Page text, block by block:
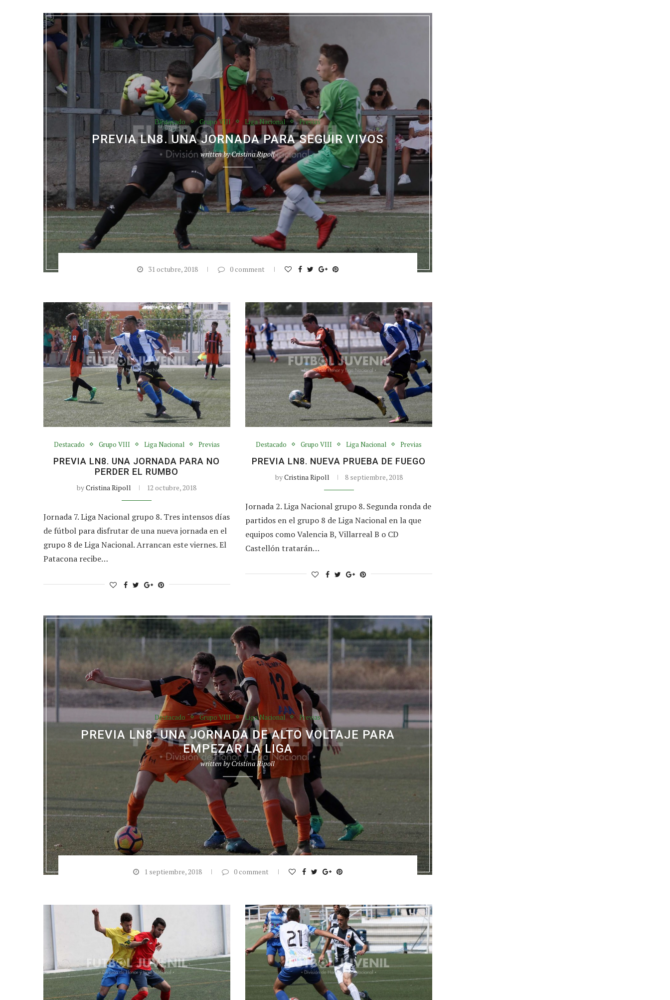
Destacado Grupo VIII Liga Nacional Previas
PREVIA LN8. UNA JORNADA PARA SEGUIR VIVOS
written byCristina Ripoll
31 octubre, 2018 0 comment
Destacado Grupo VIII Liga Nacional Previas
PREVIA LN8. UNA JORNADA PARA NO
PERDER EL RUMBO
byCristina Ripoll 12 octubre, 2018
Jornada 7. Liga Nacional grupo 8. Tres intensos días
de fútbol para disfrutar de una nueva jornada en el
grupo 8 de Liga Nacional. Arrancan este viernes. El
Patacona recibe…
Destacado Grupo VIII Liga Nacional Previas
PREVIA LN8. NUEVA PRUEBA DE FUEGO
byCristina Ripoll 8 septiembre, 2018
Jornada 2. Liga Nacional grupo 8. Segunda ronda de
partidos en el grupo 8 de Liga Nacional en la que
equipos como Valencia B, Villarreal B o CD
Castellón tratarán…
Destacado Grupo VIII Liga Nacional Previas
PREVIA LN8. UNA JORNADA DE ALTO VOLTAJE PARA
EMPEZAR LA LIGA
written byCristina Ripoll
1 septiembre, 2018 0 comment